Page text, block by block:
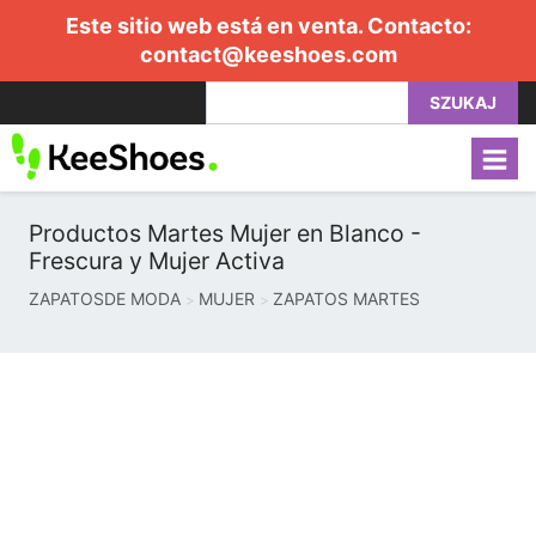
Este sitio web está en venta. Contacto:
contact@keeshoes.com
SZUKAJ
Productos Martes Mujer en Blanco -
Frescura y Mujer Activa
ZAPATOSDE MODA MUJER ZAPATOS MARTES